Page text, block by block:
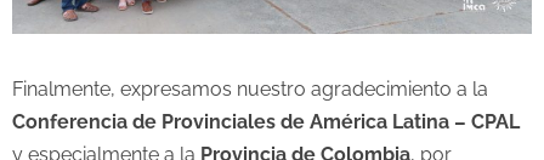
Finalmente, expresamos nuestro agradecimiento a la
Conferencia de Provinciales de América Latina – CPAL
y especialmente a la Provincia de Colombia, por